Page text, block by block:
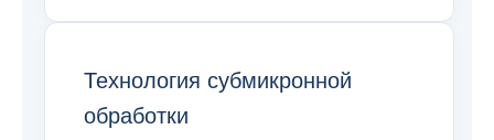
Технология субмикронной
обработки